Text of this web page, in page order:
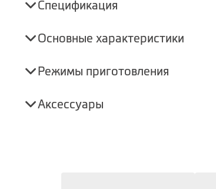
Спецификация
Основные характеристики
Режимы приготовления
Аксессуары